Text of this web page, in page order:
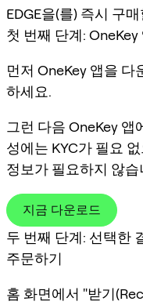
EDGE을(를) 즉시 구
첫 번째 단계:
먼저 OneKey 앱을 다
하세요.
그런 다음 OneKey 앱
성에는 KYC가 필요
정보가 필요하지 않습
지금 다운로드
두 번째 단계: 선택한
주문하기
홈 화면에서 "받기